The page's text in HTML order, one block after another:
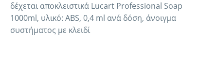
δέχεται αποκλειστικά Lucart Professional Soap
1000ml, υλικό: ABS, 0,4 ml ανά δόση, άνοιγμα
συστήματος με κλειδί